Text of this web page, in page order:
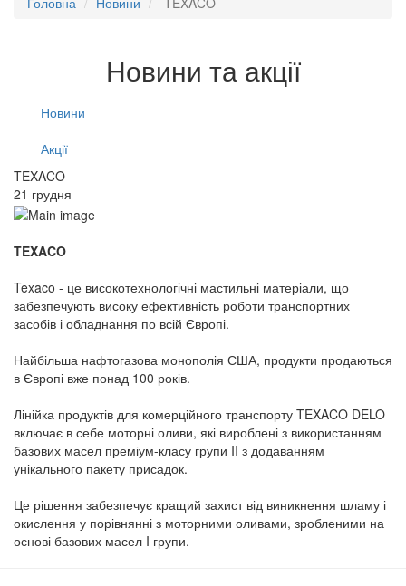
Новини та акції
Новини
Акції
TEXACO
21 грудня
TEXACO
Texaco - це високотехнологічні мастильні матеріали, що
забезпечують високу ефективність роботи транспортних
засобів і обладнання по всій Європі.
Найбільша нафтогазова монополія США, продукти продаються
в Європі вже понад 100 років.
Лінійка продуктів для комерційного транспорту TEXACO DELO
включає в себе моторні оливи, які вироблені з використанням
базових масел преміум-класу групи II з додаванням
унікального пакету присадок.
Це рішення забезпечує кращий захист від виникнення шламу і
окислення у порівнянні з моторними оливами, зробленими на
основі базових масел I групи.